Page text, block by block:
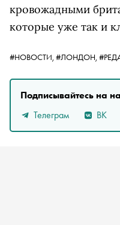
кровожадными
которые уже так и
#НОВОСТИ, #ЛОНДОН,
Подписывайтесь на
Телеграм
ВК